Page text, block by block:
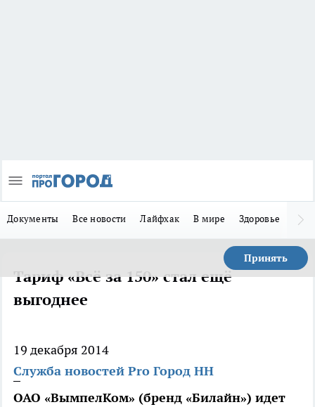
Документы Все новости Лайфхак В мире Здоровье
Принять
Тариф «Всё за 150» стал ещё
выгоднее
19 декабря 2014
Служба новостей Pro Город НН
ОАО «ВымпелКом» (бренд «Билайн») идет